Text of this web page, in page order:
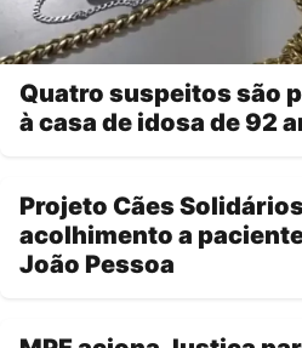
Quatro suspeitos são
à casa de idosa de 92
Projeto Cães
acolhimento a
João Pessoa